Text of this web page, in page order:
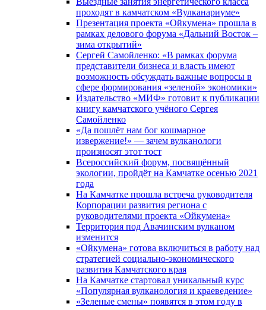
проходят в камчатском «Вулканариуме»
Презентация проекта «Ойкумена» прошла в
рамках делового форума «Дальний Восток –
зима открытий»
Сергей Самойленко: «В рамках форума
представители бизнеса и власть имеют
возможность обсуждать важные вопросы в
сфере формирования «зеленой» экономики»
Издательство «МИФ» готовит к публикации
книгу камчатского учёного Сергея
Самойленко
«Да пошлёт нам бог кошмарное
извержение!» — зачем вулканологи
произносят этот тост
Всероссийский форум, посвящённый
экологии, пройдёт на Камчатке осенью 2021
года
На Камчатке прошла встреча руководителя
Корпорации развития региона с
руководителями проекта «Ойкумена»
Территория под Авачинским вулканом
изменится
«Ойкумена» готова включиться в работу над
стратегией социально-экономического
развития Камчатского края
На Камчатке стартовал уникальный курс
«Популярная вулканология и краеведение»
«Зеленые смены» появятся в этом году в